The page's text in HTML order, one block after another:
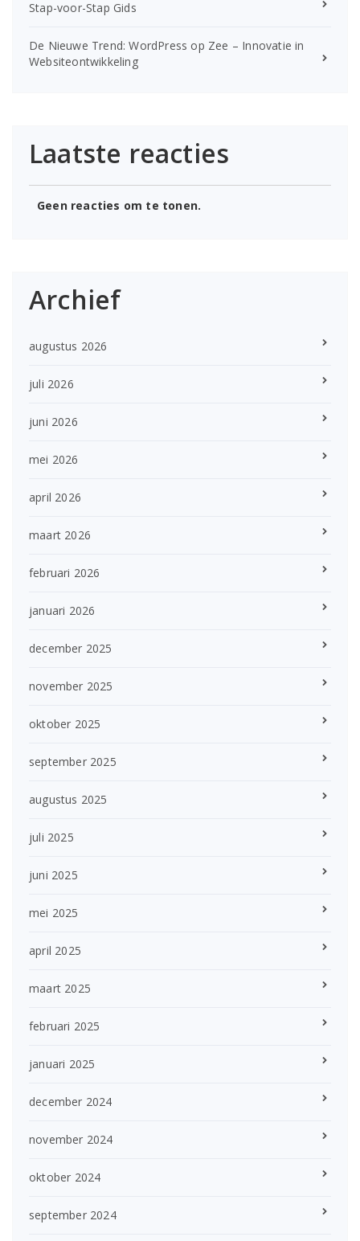
Stap-voor-Stap Gids
De Nieuwe Trend: WordPress op Zee – Innovatie in
Websiteontwikkeling
Laatste reacties
Geen reacties om te tonen.
Archief
augustus 2026
juli 2026
juni 2026
mei 2026
april 2026
maart 2026
februari 2026
januari 2026
december 2025
november 2025
oktober 2025
september 2025
augustus 2025
juli 2025
juni 2025
mei 2025
april 2025
maart 2025
februari 2025
januari 2025
december 2024
november 2024
oktober 2024
september 2024